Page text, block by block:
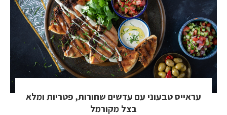
עראייס טבעוני עם עדשים שחורות, פטריות ומלא
בצל מקורמל